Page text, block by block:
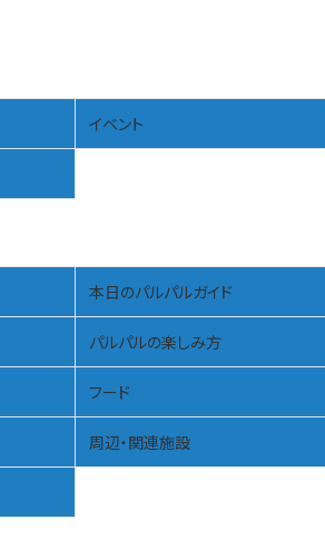
イベント
本日のパルパルガイド
パルパルの楽しみ方
フード
周辺・関連施設